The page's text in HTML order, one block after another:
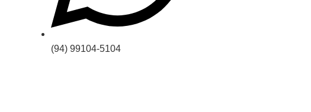
(94) 99104-5104